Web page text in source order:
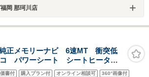
岡 那珂川店
正メモリーナビ 6速MT 衝突低
パワーシート シートヒータ
18AW
書付 購入プラン付 オンライン相談可 360°画像付